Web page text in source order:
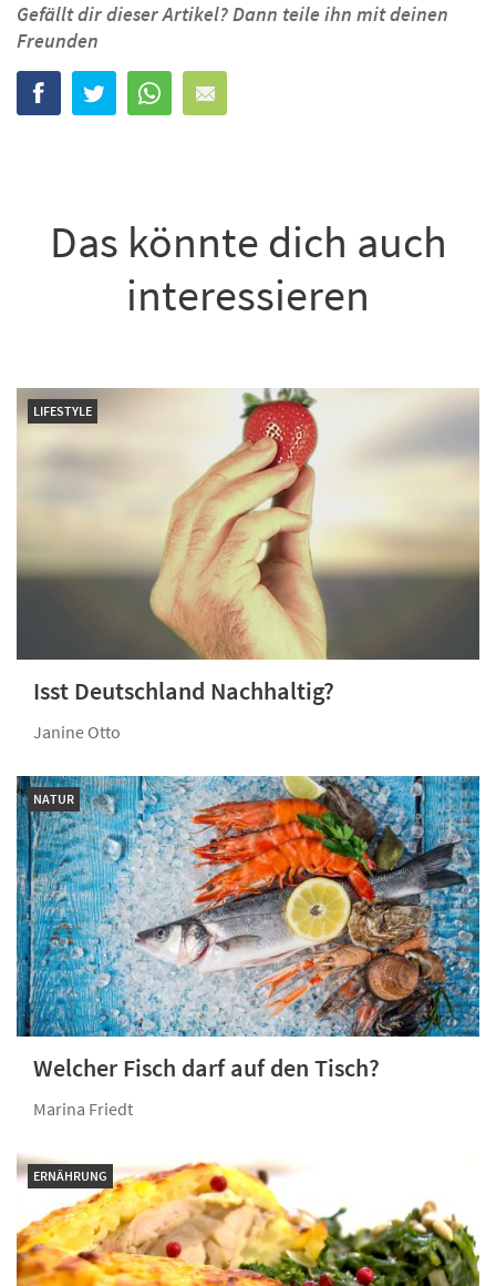
Gefällt dir dieser Artikel? Dann teile ihn mit deinen
Freunden
Das könnte dich auch
interessieren
LIFESTYLE
Isst Deutschland Nachhaltig?
Janine Otto
NATUR
Welcher Fisch darf auf den Tisch?
Marina Friedt
ERNÄHRUNG